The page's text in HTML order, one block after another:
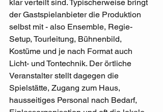
klar verteilt sind. Typischerweise bringt
der Gastspielanbieter die Produktion
selbst mit - also Ensemble, Regie-
Setup, Tourleitung, Bühnenbild,
Kostüme und je nach Format auch
Licht- und Tontechnik. Der örtliche
Veranstalter stellt dagegen die
Spielstätte, Zugang zum Haus,
hausseitiges Personal nach Bedarf,